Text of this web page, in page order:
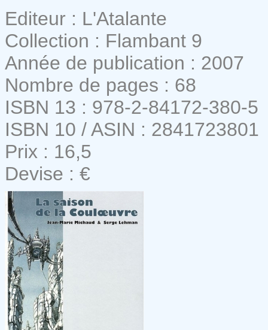
Editeur : L'Atalante
Collection : Flambant 9
Année de publication : 2007
Nombre de pages : 68
ISBN 13 : 978-2-84172-380-5
ISBN 10 / ASIN : 2841723801
Prix : 16,5
Devise : €